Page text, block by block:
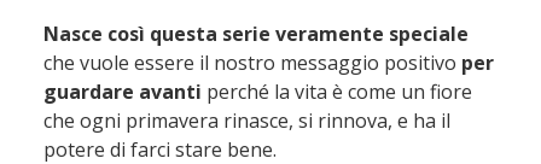
Nasce così questa serie veramente speciale
che vuole essere il nostro messaggio positivo per
guardare avanti perché la vita è come un fiore
che ogni primavera rinasce, si rinnova, e ha il
potere di farci stare bene.